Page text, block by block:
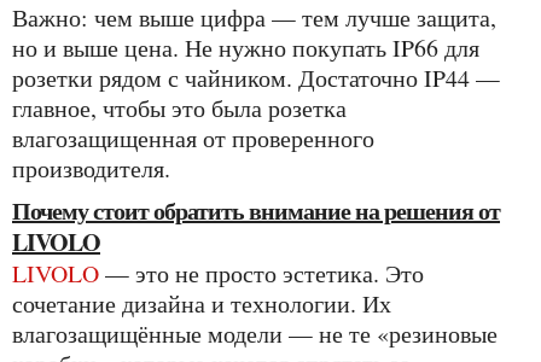
Важно: чем выше цифра — тем лучше защита,
но и выше цена. Не нужно покупать IP66 для
розетки рядом с чайником. Достаточно IP44 —
главное, чтобы это была розетка
влагозащищенная от проверенного
производителя.
Почему стоит обратить внимание на решения от
LIVOLO
LIVOLO— это не просто эстетика. Это
сочетание дизайна и технологии. Их
влагозащищённые модели — не те «резиновые